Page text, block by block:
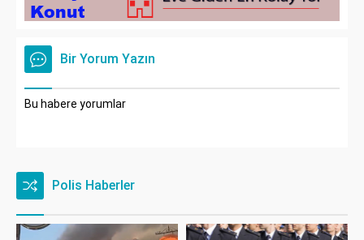
Bir Yorum Yazın
Bu habere yorumlar
Polis Haberler